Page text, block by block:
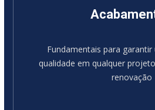
Fundamentais para
qualidade em qualquer
renovação